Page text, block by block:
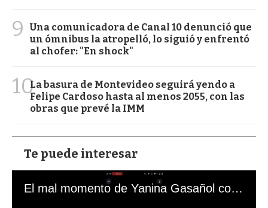
9
Una comunicadora de Canal 10 denunció que
un ómnibus la atropelló, lo siguió y enfrentó
al chofer: "En shock"
10La basura de Montevideo seguirá yendo a
Felipe Cardoso hasta al menos 2055, con las
obras que prevé la IMM
Te puede interesar
El mal momento de Yanina Gasañol con un hincha argentino en "Subrayado"